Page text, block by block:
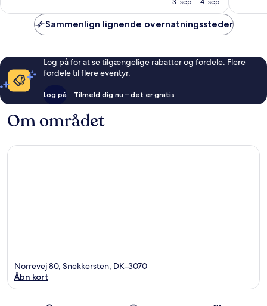
anmeldelser
Sammenlign lignende overnatningssteder
Log på for at se tilgængelige rabatter og fordele. Flere
fordele til flere eventyr.
Log på Tilmeld dig nu – det er gratis
Om området
Norrevej 80, Snekkersten, DK-3070
Åbn kort